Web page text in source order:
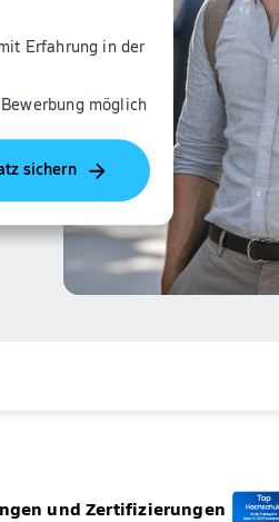
Erfahrung in der
möglich
sichern
und Zertifizierungen